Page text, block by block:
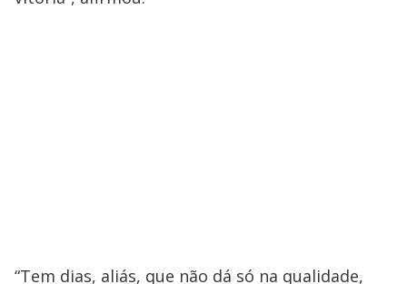
“Tem dias, aliás, que não dá só na qualidade,